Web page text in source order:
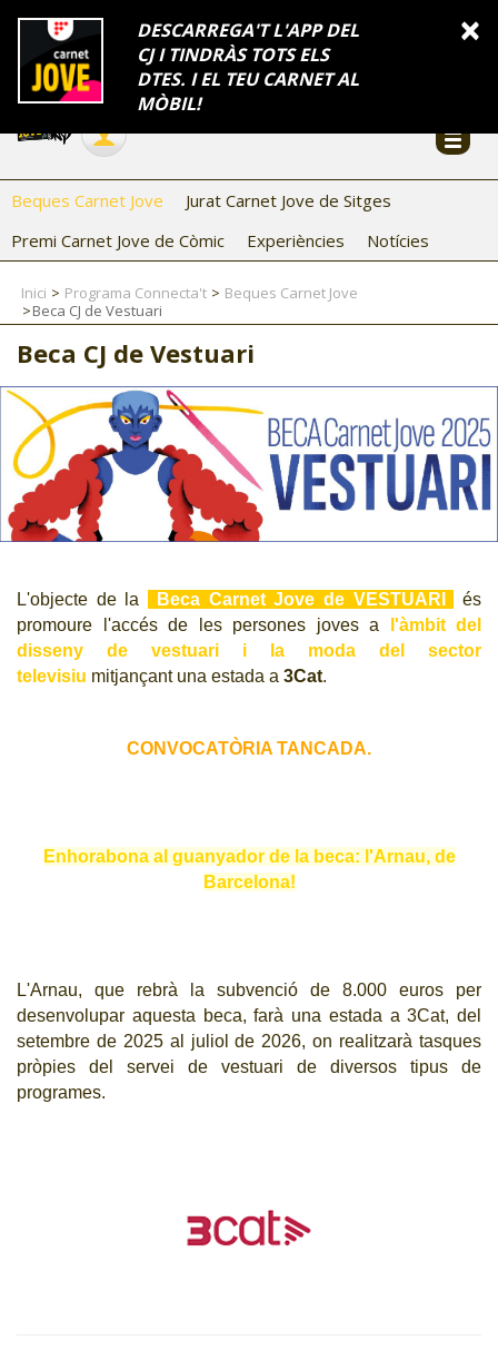
×
DESCARREGA'T L'APP DEL
CJ I TINDRÀS TOTS ELS
DTES. I EL TEU CARNET AL
MÒBIL!
Català
Temes
Serveis Generalitat Catalunya Seu electrònica
FES-TE EL CJ
COL·LABORADORS
CONTACTE
CJ ADOLESCENTS
CJ EMANCIPACIÓ
CJ SALUT
CJ INTERNACIONAL
CJ LOCAL
Beques Carnet Jove
Jurat Carnet Jove de Sitges
Premi Carnet Jove de Còmic
Experiències Notícies
Inici Programa Connecta't
Beques Carnet Jove
Beca CJ de Vestuari
Beca CJ de Vestuari
L'objecte de la Beca Carnet Jove de VESTUARI
és
promoure l'accés de les persones joves a
l'àmbit del
disseny de vestuari i la moda del sector
televisiu mitjançant una estada a 3Cat.
CONVOCATÒRIA TANCADA.
Enhorabona al guanyador de la beca: l'Arnau, de
Barcelona!
L'Arnau, que rebrà la subvenció de 8.000 euros per
desenvolupar aquesta beca, farà una estada a 3Cat, del
setembre de 2025 al juliol de 2026, on realitzarà tasques
pròpies del servei de vestuari de diversos tipus de
programes.